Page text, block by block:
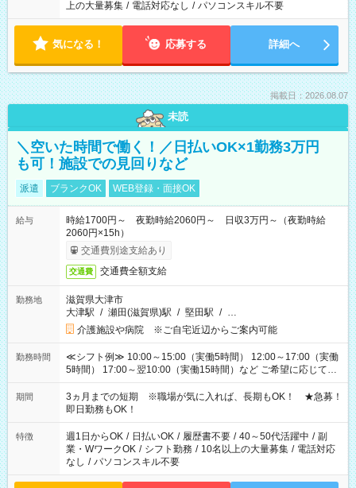
上の大量募集 / 電話対応なし / パソコンスキル不要
気になる！ 応募する 詳細へ
掲載日：2026.08.07
未読
＼空いた時間で働く！／日払いOK×1勤務3万円
も可！施設での見回りなど
派遣 ブランクOK WEB登録・面接OK
給与
時給1700円～ 夜勤時給2060円～ 日収3万円～（夜勤時給
2060円×15h）
交通費別途支給あり
交通費 交通費全額支給
勤務地
滋賀県大津市
大津駅 / 瀬田(滋賀県)駅 / 堅田駅 / …
介護施設や病院 ※ご自宅近辺からご案内可能
勤務時間
≪シフト例≫ 10:00～15:00（実働5時間） 12:00～17:00（実働
5時間） 17:00～翌10:00（実働15時間）など ご希望に応じて、
働く時間は調整できます！ お気軽に担当へ相談ください！
期間
3ヵ月までの短期 ※職場が気に入れば、長期もOK！ ★急募！
即日勤務もOK！
特徴 週1日からOK / 日払いOK / 履歴書不要 / 40～50代活躍中 / 副
業・WワークOK / シフト勤務 / 10名以上の大量募集 / 電話対応
なし / パソコンスキル不要